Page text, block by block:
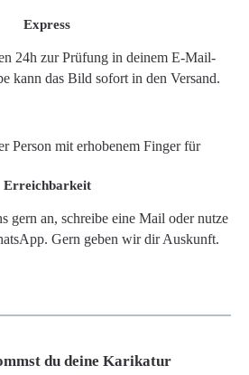
Express
24h zur Prüfung in deinem E-Mail-
kann das Bild sofort in den Versand.
Erreichbarkeit
gern an, schreibe eine Mail oder nutze
Gern geben wir dir Auskunft.
du deine Karikatur